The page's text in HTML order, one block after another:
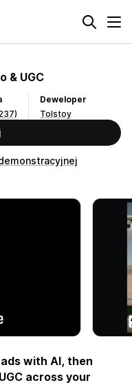
& UGC
Deweloper
Tolstoy
with AI, then
across your